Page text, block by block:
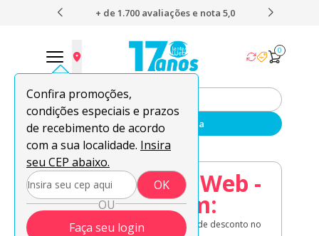
O envio mais rápido do Brasil
Confira promoções,
condições especiais e prazos
de recebimento de acordo
com a sua localidade. Insira
seu CEP abaixo.
OK
OU
Faça seu login
0
Enviar sua receita
08.08 Lentes Web -
Acaba em:
Lentes de contato em oferta + 8% de desconto no